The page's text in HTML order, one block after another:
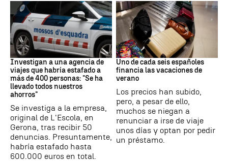
Estafa
Investigan a una agencia de
viajes que habría estafado a
más de 400 personas: "Se ha
llevado todos nuestros
ahorros"
Se investiga a la empresa,
original de L'Escola, en
Gerona, tras recibir 50
denuncias. Presuntamente,
habría estafado hasta
600.000 euros en total.
Subida precios
Uno de cada seis españoles
financia las vacaciones de
verano
Los precios han subido,
pero, a pesar de ello,
muchos se niegan a
renunciar a irse de viaje
unos días y optan por pedir
un préstamo.